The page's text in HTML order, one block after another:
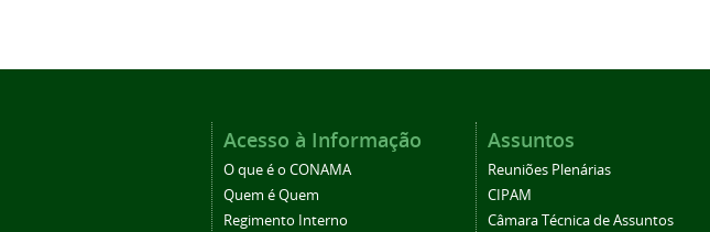
Acesso à Informação
O que é o CONAMA
Quem é Quem
Regimento Interno
Assuntos
Reuniões Plenárias
CIPAM
Câmara Técnica de Assuntos